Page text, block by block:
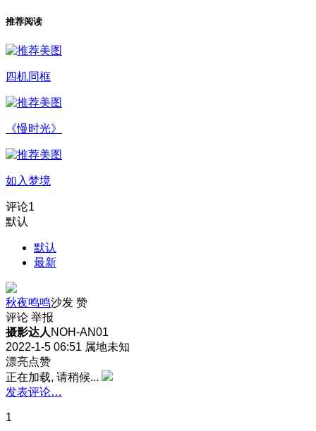
推荐阅读
四机同框
《慢时光》
如入梦境
评论1
默认
默认
最新
秋夜鸣鸣沙发 赞
评论 举报
摄影达人 NOH-AN01
2022-1-5 06:51 属地未知
漂亮点赞
正在加载, 请稍候...
发表评论…
1